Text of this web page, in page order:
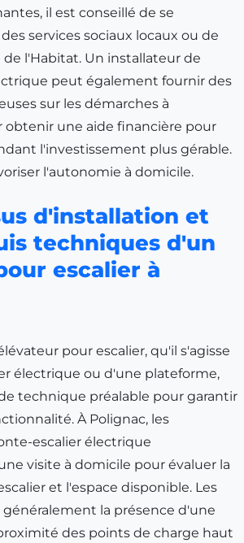
il est conseillé de se
services sociaux locaux ou de
de l'Habitat. Un installateur de
peut également fournir des
sur les démarches à
une aide financière pour
l'investissement plus gérable.
l'autonomie à domicile.
d'installation et
techniques d'un
escalier à
pour escalier, qu'il s'agisse
électrique ou d'une plateforme,
technique préalable pour garantir
À Polignac, les
escalier électrique
visite à domicile pour évaluer la
et l'espace disponible. Les
la présence d'une
des points de charge haut